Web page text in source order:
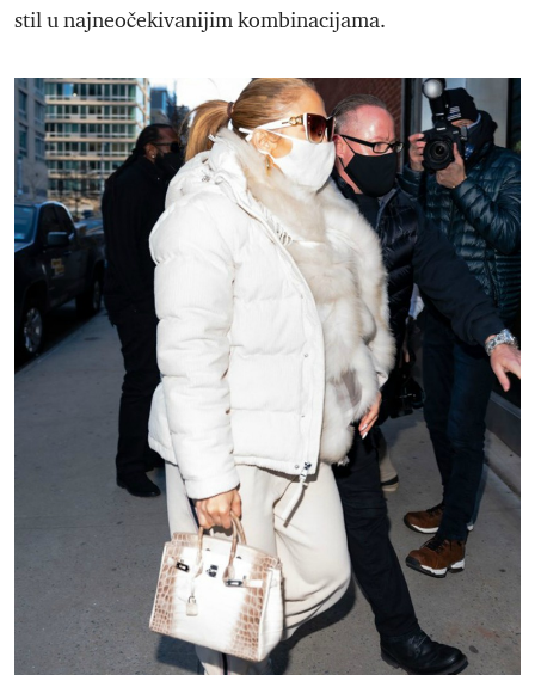
stil u najneočekivanijim kombinacijama.